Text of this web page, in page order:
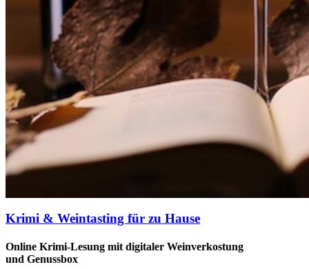
Krimi & Weintasting für zu Hause
Online Krimi-Lesung mit digitaler Weinverkostung
und Genussbox